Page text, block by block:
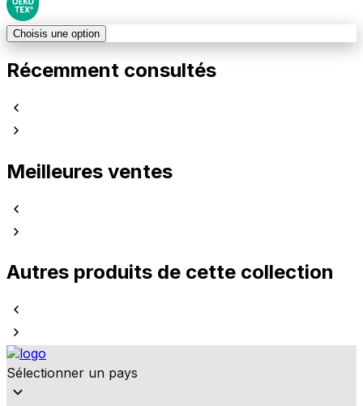
Choisis une option
Récemment consultés
Meilleures ventes
Autres produits de cette collection
Sélectionner un pays